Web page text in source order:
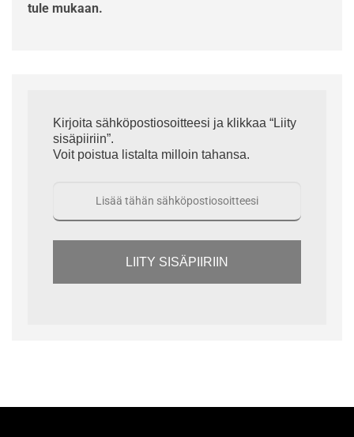
tule mukaan.
Kirjoita sähköpostiosoitteesi ja klikkaa “Liity
sisäpiiriin”.
Voit poistua listalta milloin tahansa.
LIITY SISÄPIIRIIN